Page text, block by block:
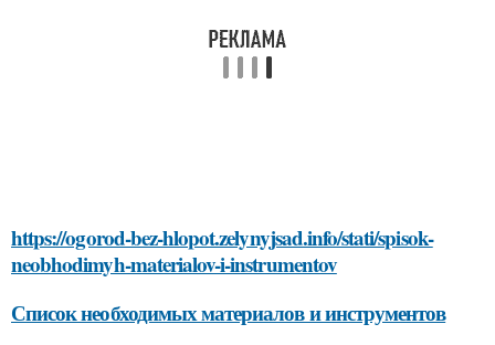
https://ogorod-bez-hlopot.zelynyjsad.info/stati/spisok-
neobhodimyh-materialov-i-instrumentov
Список необходимых материалов и инструментов